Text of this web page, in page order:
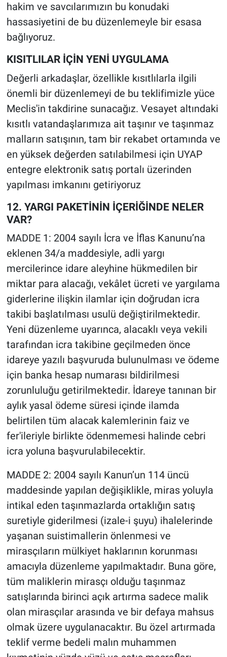
hakim ve savcılarımızın bu konudaki
hassasiyetini de bu düzenlemeyle bir esasa
bağlıyoruz.
KISITLILAR İÇİN YENİ UYGULAMA
Değerli arkadaşlar, özellikle kısıtlılarla ilgili
önemli bir düzenlemeyi de bu teklifimizle yüce
Meclis'in takdirine sunacağız. Vesayet altındaki
kısıtlı vatandaşlarımıza ait taşınır ve taşınmaz
malların satışının, tam bir rekabet ortamında ve
en yüksek değerden satılabilmesi için UYAP
entegre elektronik satış portalı üzerinden
yapılması imkanını getiriyoruz
12. YARGI PAKETİNİN İÇERİĞİNDE NELER
VAR?
MADDE 1: 2004 sayılı İcra ve İflas Kanunu’na
eklenen 34/a maddesiyle, adli yargı
mercilerince idare aleyhine hükmedilen bir
miktar para alacağı, vekâlet ücreti ve yargılama
giderlerine ilişkin ilamlar için doğrudan icra
takibi başlatılması usulü değiştirilmektedir.
Yeni düzenleme uyarınca, alacaklı veya vekili
tarafından icra takibine geçilmeden önce
idareye yazılı başvuruda bulunulması ve ödeme
için banka hesap numarası bildirilmesi
zorunluluğu getirilmektedir. İdareye tanınan bir
aylık yasal ödeme süresi içinde ilamda
belirtilen tüm alacak kalemlerinin faiz ve
fer'ileriyle birlikte ödenmemesi halinde cebri
icra yoluna başvurulabilecektir.
MADDE 2: 2004 sayılı Kanun’un 114 üncü
maddesinde yapılan değişiklikle, miras yoluyla
intikal eden taşınmazlarda ortaklığın satış
suretiyle giderilmesi (izale-i şuyu) ihalelerinde
yaşanan suistimallerin önlenmesi ve
mirasçıların mülkiyet haklarının korunması
amacıyla düzenleme yapılmaktadır. Buna göre,
tüm maliklerin mirasçı olduğu taşınmaz
satışlarında birinci açık artırma sadece malik
olan mirasçılar arasında ve bir defaya mahsus
olmak üzere uygulanacaktır. Bu özel artırmada
teklif verme bedeli malın muhammen